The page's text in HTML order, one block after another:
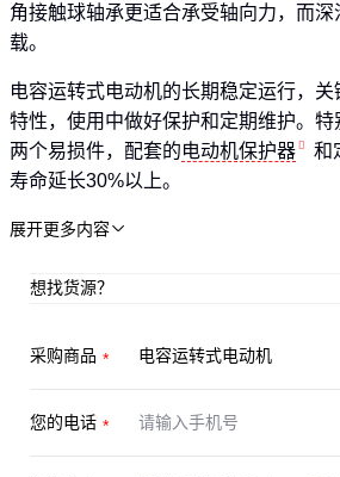
角接触球轴承更适合承受轴向力，而
载。
电容运转式电动机的长期稳定运行，
特性，使用中做好保护和定期维护。
两个易损件，配套的电动机保护器
和
寿命延长30%以上。
展开更多内容
想找货源？
采购商品
您的电话